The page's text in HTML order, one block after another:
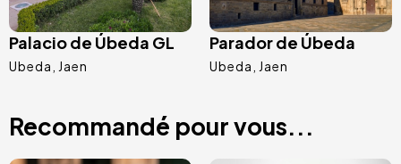
Palacio de Úbeda GL
Ubeda Jaen
Parador de Úbeda
Ubeda Jaen
Recommandé pour vous...